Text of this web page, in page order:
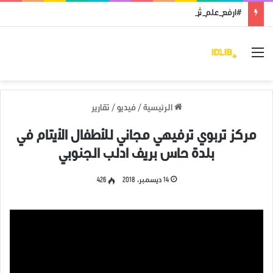
#ارفع_علم_ثورتك: رمز النضال ووحدة الهدف
القائمة
الرئيسية / فيديو / تقارير
مركز تربوي ترفيهي مجاني للأطفال الأيتام في
بلدة حاس بريف ادلب الجنوبي
14 ديسمبر، 2018 426